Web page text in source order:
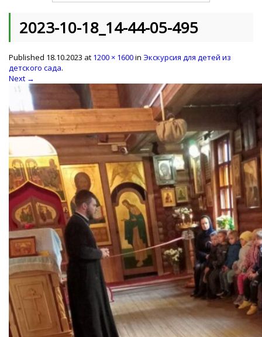
2023-10-18_14-44-05-495
Published 18.10.2023 at 1200 × 1600in Экскурсия для детей из
детского сада.
Next →